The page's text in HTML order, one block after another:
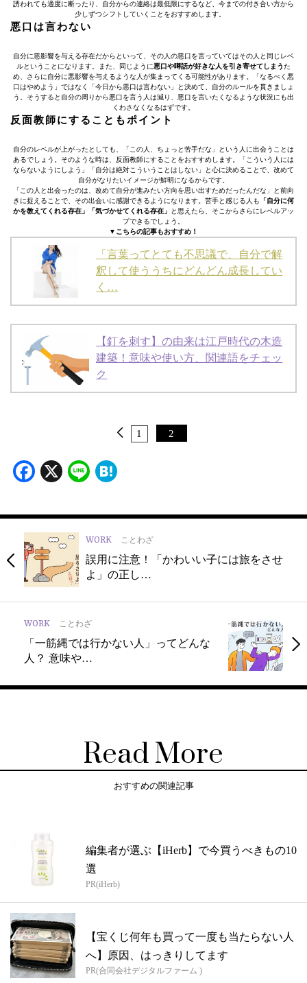
誘われても適度に断ったり、自分からの連絡は最低限にするなど、今までの付き合い方から
少しずつシフトしていくことをおすすめします。
悪口は言わない
自分に悪影響を与える存在だからといって、その人の悪口を言っていてはその人と同じレベ
ルということになります。また、同じように悪口や噂話が好きな人を引き寄せてしまうた
め、さらに自分に悪影響を与えるような人が集まってくる可能性があります。「なるべく悪
口はやめよう」ではなく「今日から悪口は言わない」と決めて、自分のルールを貫きましょ
う。そうすると自分の周りから悪口を言う人は減り、悪口を言いたくなるような状況にも出
くわさなくなるはずです。
反面教師にすることもポイント
自分のレベルが上がったとしても、「この人、ちょっと苦手だな」という人に出会うことは
あるでしょう。そのような時は、反面教師にすることをおすすめします。「こういう人には
ならないようにしよう」「自分は絶対こういうことはしない」と心に決めることで、改めて
自分がなりたいイメージが鮮明になるからです。
「この人と出会ったのは、改めて自分が進みたい方向を思い出すためだったんだな」と前向
きに捉えることで、その出会いに感謝できるようになります。苦手と感じる人も 「自分に何
かを教えてくれる存在」「気づかせてくれる存在」
と思えたら、そこからさらにレベルアッ
プできるでしょう。
▼こちらの記事もおすすめ！
「言葉ってとても不思議で、自分で解
釈して使ううちにどんどん成長してい
く…
【釘を刺す】の由来は江戸時代の木造
建築！意味や使い方、関連語をチェッ
ク
1 2
Facebook
X Line
WORK ことわざ
誤用に注意！「かわいい子には旅をさせ
よ」の正し…
WORK ことわざ
「一筋縄では行かない人」ってどんな
人？ 意味や…
Read More
おすすめの関連記事
編集者が選ぶ【iHerb】で今買うべきもの10
選
PR(iHerb)
【宝くじ何年も買って一度も当たらない人
へ】原因、はっきりしてます
PR(合同会社デジタルファーム )